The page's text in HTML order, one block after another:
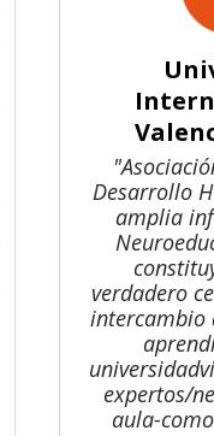
Desarrollo
amplia
verdadero
intercambio
expertos/
aula-